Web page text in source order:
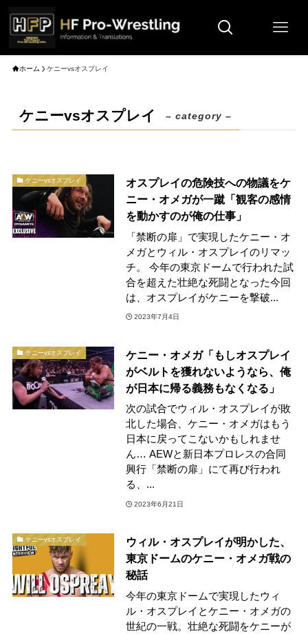
ホーム ケニーvsオスプレイ
ケニーvsオスプレイ – category –
ケニーvsオスプレイ
オスプレイの危険技への物議をケ
ニー・オメガが一蹴「観客の感情
を動かすのが俺の仕事」
「禁断の扉」で実現したケニー・オ
メガとウィル・オスプレイのリマッ
チ。 今年の東京ドームで行われた試
合を超えた壮絶な死闘となった今回
は、オスプレイがケニーを撃破...
2023年7月4日
ケニーvsオスプレイ
ケニー・オメガ「もしオスプレイ
がベルトを獲れないようなら、俺
が日本に帰る義務もなくなる」
次の試合でウィル・オスプレイが敗
北した場合、ケニー・オメガはもう
日本に戻ってこないかもしれませ
ん… AEWと新日本プロレスの合同
興行「禁断の扉」にて再び行われ
る、...
2023年6月21日
ケニーvsオスプレイ
ウィル・オスプレイが明かした、
東京ドームのケニー・オメガ戦の
秘話
今年の東京ドームで実現したウィ
ル・オスプレイとケニー・オメガの
世紀の一戦。壮絶な死闘をケニーが